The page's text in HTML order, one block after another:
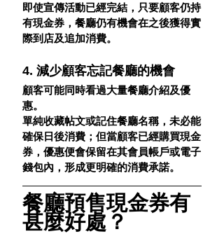
即使宣傳活動已經完結，只要顧客仍持
有現金券，餐廳仍有機會在之後獲得實
際到店及追加消費。
4. 減少顧客忘記餐廳的機會
顧客可能同時看過大量餐廳介紹及優
惠。
單純收藏帖文或記住餐廳名稱，未必能
確保日後消費；但當顧客已經購買現金
券，優惠便會保留在其會員帳戶或電子
錢包內，形成更明確的消費承諾。
餐廳預售現金券有
甚麼好處？